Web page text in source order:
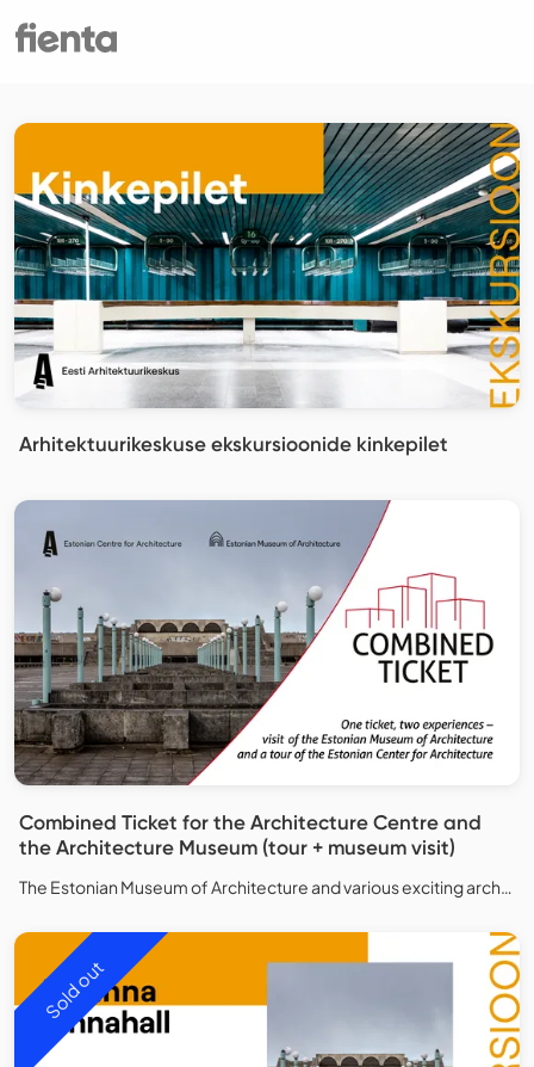
Arhitektuurikeskuse ekskursioonide kinkepilet
Combined Ticket for the Architecture Centre and
the Architecture Museum (tour + museum visit)
Sold out